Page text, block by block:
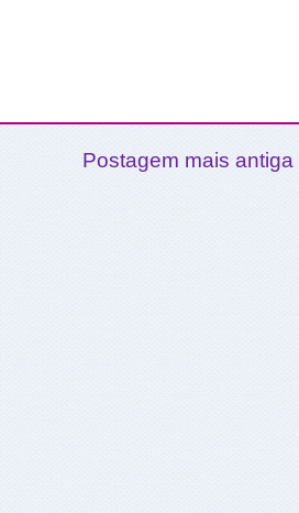
Postagem mais antiga